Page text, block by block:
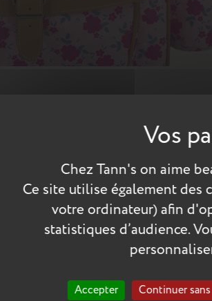
Chez Tann's on aime
Ce site utilise également des
votre ordinateur) afin
statistiques d’audience.
Accepter Continuer
dans les jardins de cottage de la
en camaïeu de rose, sont
de 38 cm est adapté aux classes de CP,
Scolaire Jardin secret
:
Les
Un